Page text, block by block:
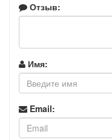
Отзыв:
Имя:
Email: